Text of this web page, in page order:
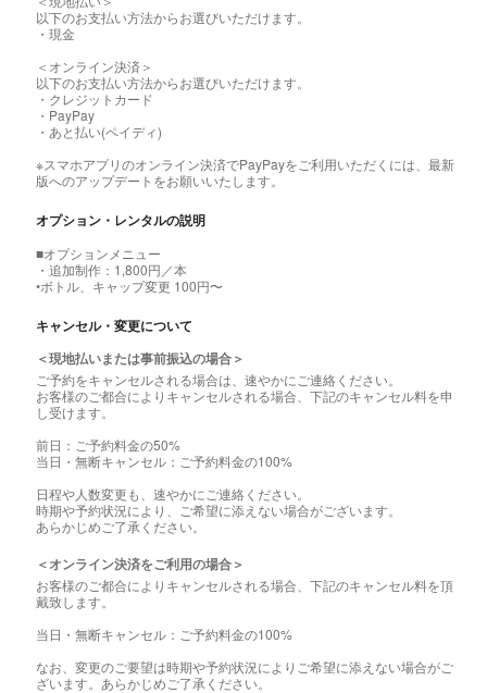
以下のお支払い方法からお選びいただけます。
・現金
＜オンライン決済＞
以下のお支払い方法からお選びいただけます。
・クレジットカード
・PayPay
・あと払い(ペイディ)
※スマホアプリのオンライン決済でPayPayをご利用いただくには、最新
版へのアップデートをお願いいたします。
オプション・レンタルの説明
■オプションメニュー
・追加制作：1,800円／本
•ボトル、キャップ変更 100円〜
キャンセル・変更について
＜現地払いまたは事前振込の場合＞
ご予約をキャンセルされる場合は、速やかにご連絡ください。
お客様のご都合によりキャンセルされる場合、下記のキャンセル料を申
し受けます。
前日：ご予約料金の50%
当日・無断キャンセル：ご予約料金の100%
日程や人数変更も、速やかにご連絡ください。
時期や予約状況により、ご希望に添えない場合がございます。
あらかじめご了承ください。
＜オンライン決済をご利用の場合＞
お客様のご都合によりキャンセルされる場合、下記のキャンセル料を頂
戴致します。
当日・無断キャンセル：ご予約料金の100%
なお、変更のご要望は時期や予約状況によりご希望に添えない場合がご
ざいます。あらかじめご了承ください。